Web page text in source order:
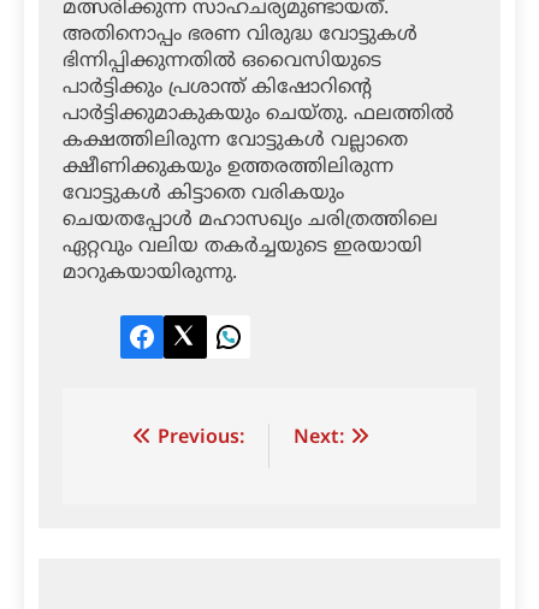
മത്സരിക്കുന്ന സാഹചര്യമുണ്ടായത്.
അതിനൊപ്പം ഭരണ വിരുദ്ധ വോട്ടുകള്‍
ഭിന്നിപ്പിക്കുന്നതില്‍ ഒവൈസിയുടെ
പാര്‍ട്ടിക്കും പ്രശാന്ത് കിഷോറിന്റെ
പാര്‍ട്ടിക്കുമാകുകയും ചെയ്തു. ഫലത്തില്‍
കക്ഷത്തിലിരുന്ന വോട്ടുകള്‍ വല്ലാതെ
ക്ഷീണിക്കുകയും ഉത്തരത്തിലിരുന്ന
വോട്ടുകള്‍ കിട്ടാതെ വരികയും
ചെയതപ്പോള്‍ മഹാസഖ്യം ചരിത്രത്തിലെ
ഏറ്റവും വലിയ തകര്‍ച്ചയുടെ ഇരയായി
മാറുകയായിരുന്നു.
Facebook
TwitterLinkedIn
Post Previous: Next: